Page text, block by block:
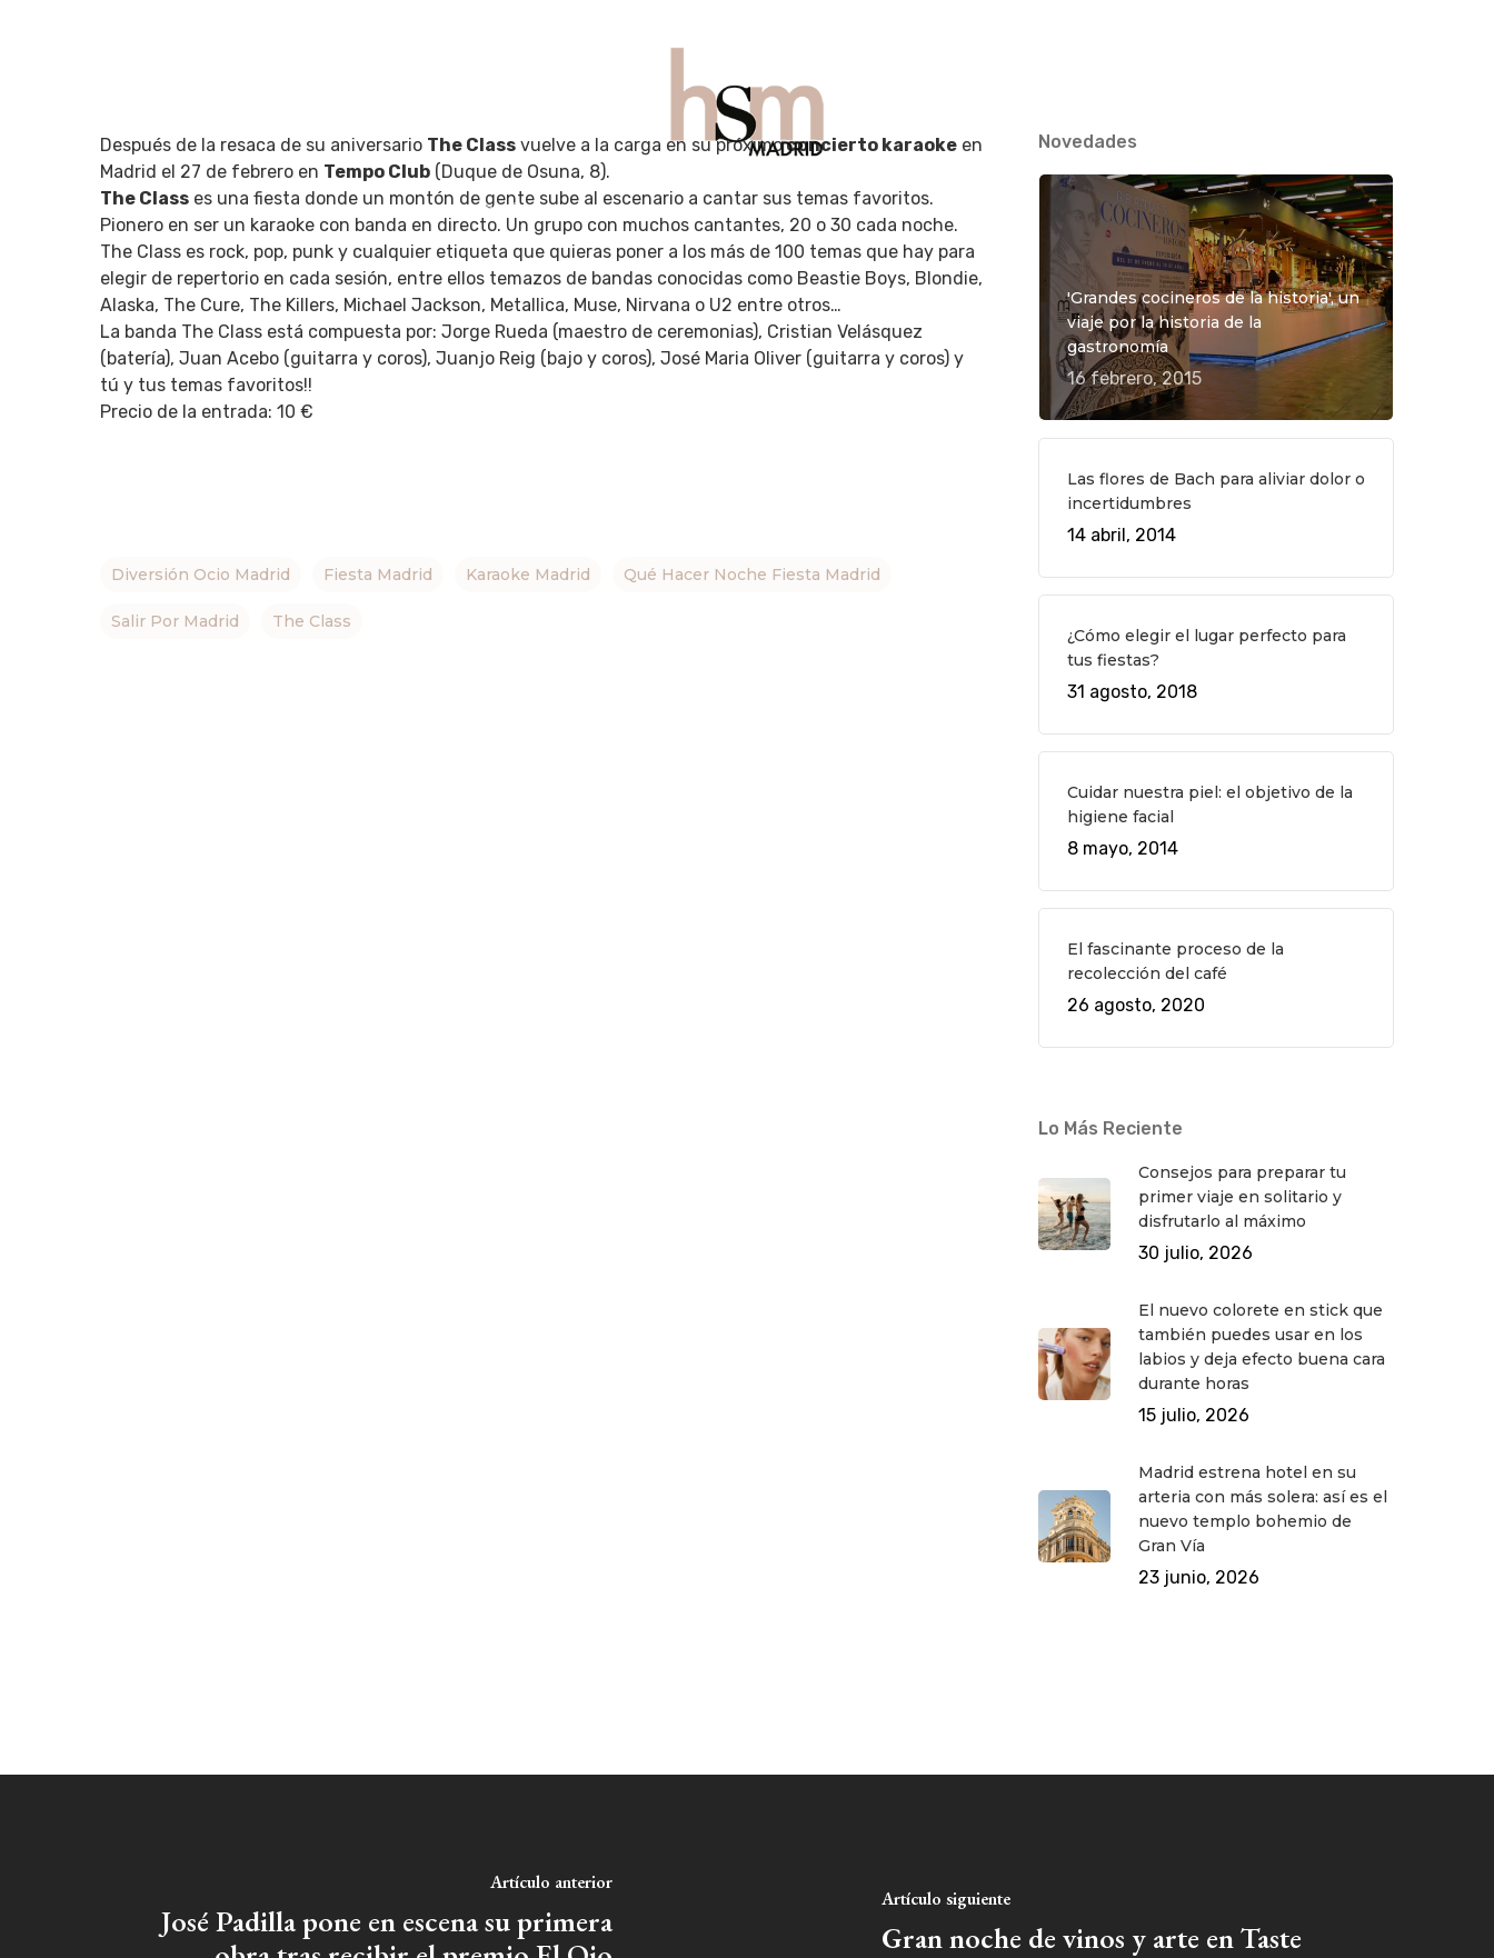
QUÉ HACER
Después de la resaca de su aniversario The Class vuelve a la carga en su próximoconcierto karaoke en
Madrid el 27 de febrero en Tempo Club (Duque de Osuna, 8).
The Class es una fiesta donde un montón de gente sube al escenario a cantar sus temas favoritos.
Pionero en ser un karaoke con banda en directo. Un grupo con muchos cantantes, 20 o 30 cada noche.
The Class es rock, pop, punk y cualquier etiqueta que quieras poner a los más de 100 temas que hay para
elegir de repertorio en cada sesión, entre ellos temazos de bandas conocidas como Beastie Boys, Blondie,
Alaska, The Cure, The Killers, Michael Jackson, Metallica, Muse, Nirvana o U2 entre otros…
La banda The Class está compuesta por: Jorge Rueda (maestro de ceremonias), Cristian Velásquez
(batería), Juan Acebo (guitarra y coros), Juanjo Reig (bajo y coros), José Maria Oliver (guitarra y coros) y
tú y tus temas favoritos!!
Precio de la entrada: 10 €
Diversión Ocio Madrid Fiesta Madrid Karaoke Madrid Qué Hacer Noche Fiesta Madrid
Salir Por Madrid The Class
Novedades
'Grandes cocineros de la historia', un
viaje por la historia de la
gastronomía
16 febrero, 2015
Las flores de Bach para aliviar dolor o
incertidumbres
14 abril, 2014
¿Cómo elegir el lugar perfecto para
tus fiestas?
31 agosto, 2018
Cuidar nuestra piel: el objetivo de la
higiene facial
8 mayo, 2014
El fascinante proceso de la
recolección del café
26 agosto, 2020
Lo Más Reciente
Consejos para preparar tu
primer viaje en solitario y
disfrutarlo al máximo
30 julio, 2026
El nuevo colorete en stick que
también puedes usar en los
labios y deja efecto buena cara
durante horas
15 julio, 2026
Madrid estrena hotel en su
arteria con más solera: así es el
nuevo templo bohemio de
Gran Vía
23 junio, 2026
Artículo anterior
José Padilla pone en escena su primera
Artículo siguiente
Gran noche de vinos y arte en Taste